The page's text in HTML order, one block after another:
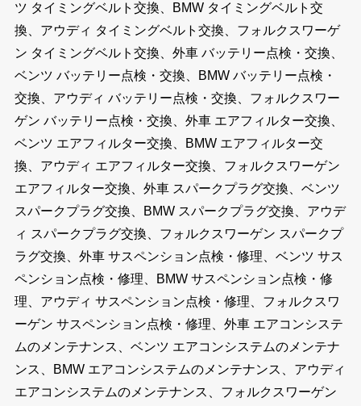
ツ タイミングベルト交換、BMW タイミングベルト交
換、アウディ タイミングベルト交換、フォルクスワーゲ
ン タイミングベルト交換、外車 バッテリー点検・交換、
ベンツ バッテリー点検・交換、BMW バッテリー点検・
交換、アウディ バッテリー点検・交換、フォルクスワー
ゲン バッテリー点検・交換、外車 エアフィルター交換、
ベンツ エアフィルター交換、BMW エアフィルター交
換、アウディ エアフィルター交換、フォルクスワーゲン
エアフィルター交換、外車 スパークプラグ交換、ベンツ
スパークプラグ交換、BMW スパークプラグ交換、アウデ
ィ スパークプラグ交換、フォルクスワーゲン スパークプ
ラグ交換、外車 サスペンション点検・修理、ベンツ サス
ペンション点検・修理、BMW サスペンション点検・修
理、アウディ サスペンション点検・修理、フォルクスワ
ーゲン サスペンション点検・修理、外車 エアコンシステ
ムのメンテナンス、ベンツ エアコンシステムのメンテナ
ンス、BMW エアコンシステムのメンテナンス、アウディ
エアコンシステムのメンテナンス、フォルクスワーゲン